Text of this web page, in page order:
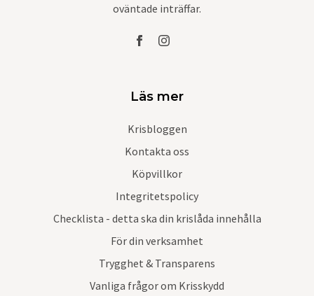
oväntade inträffar.
Läs mer
Krisbloggen
Kontakta oss
Köpvillkor
Integritetspolicy
Checklista - detta ska din krislåda innehålla
För din verksamhet
Trygghet & Transparens
Vanliga frågor om Krisskydd